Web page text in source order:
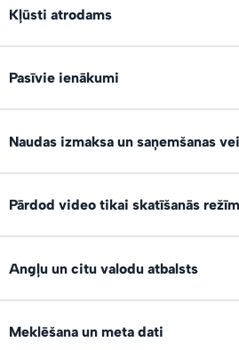
Mēs atbalstam visus failu formātus
audio, dokumentus, prezentācijas,
Kļūsti atrodams
Mēs varam demonstrēt tavus
lietotājiem publiskajā satura tirgū
Pasīvie ienākumi
Ierīko savu digitālo veikalu, izvieto
apraksti un pelni 24/7 atrodoties
Naudas izmaksa un saņemšanas
Pēc pirkuma, nauda un viso
kontā. Naudu vari pieprasīt saņemt
Pārdod video tikai skatīšanās
Jā, var pārdot video tikai skatīšanās
lejupielādes. Saturs ir pieejams
Angļu un citu valodu atbalsts
Saskarne ir pieejama angļu, spāņu
pārdot arī starptautiski!
Meklēšana un meta dati